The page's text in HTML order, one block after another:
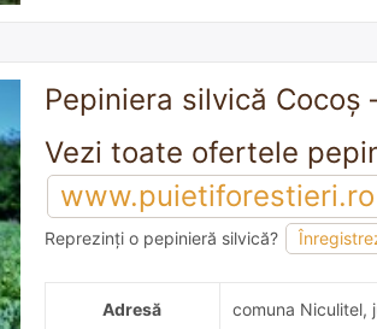
Pepiniera silvică
www.puietiforestieri.ro
Reprezinți o pepinieră silvică?
Adresă
comuna Niculitel,